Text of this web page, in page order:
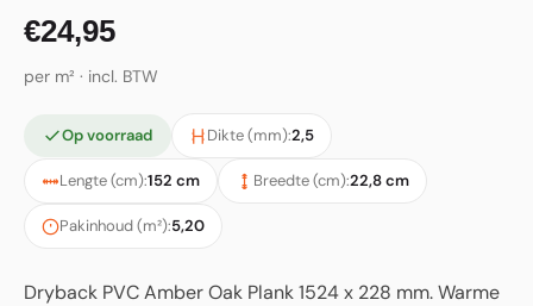
€24,95
per m² · incl. BTW
Op voorraad Dikte (mm):2,5
Lengte (cm):152 cm Breedte (cm):22,8 cm
Pakinhoud (m²):5,20
Dryback PVC Amber Oak Plank 1524 x 228 mm. Warme